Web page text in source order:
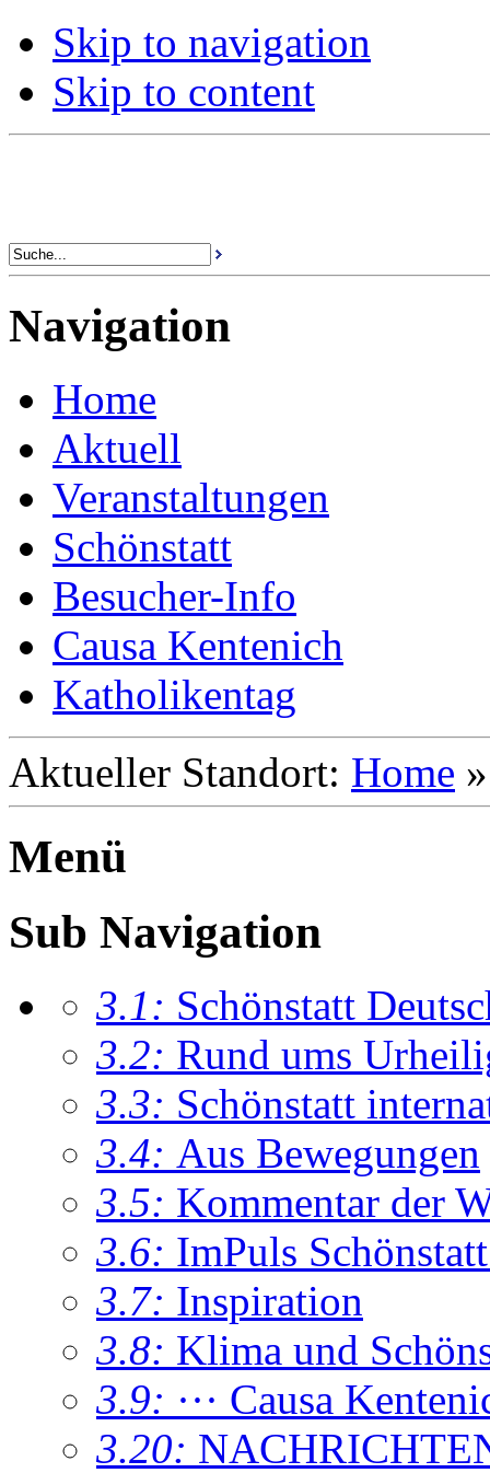
Skip to navigation
Skip to content
Navigation
Home
Aktuell
Veranstaltungen
Schönstatt
Besucher-Info
Causa Kentenich
Katholikentag
Aktueller Standort: Home
Menü
Sub Navigation
3.1: Schönstatt
3.2: Rund ums
3.3: Schönstatt
3.4: Aus Bewegungen
3.5: Kommentar der
3.6: ImPuls
3.7: Inspiration
3.8: Klima und
3.9: ··· Causa
3.20: